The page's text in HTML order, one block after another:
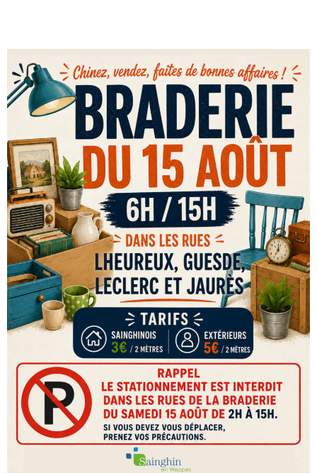
- Culture
- - Billetterie en ligne – Agenda Culturel
- - Médiathèque LA PARENTHÈSE
- - Espace culturel « La Scène »
- - Espace Musical
- Emploi Insertion Jeunes
- - la Mission Locale Métropole Sud
- - Nord Emploi
- Gestion des déchets
- Locations de salles
- Cimetière
- Parc et aires de jeux